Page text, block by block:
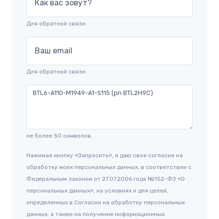
Как вас зовут?
Для обратной связи.
Ваш email
Для обратной связи.
не более 50 символов.
Нажимая кнопку «Запросить», я даю свое согласие на
обработку моих персональных данных, в соответствии с
Федеральным законом от 27.07.2006 года №152-ФЗ «О
персональных данных», на условиях и для целей,
определенных в Согласии на обработку персональных
данных, а также на получение информационных